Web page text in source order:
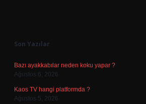
Son Yazılar
Bazı ayakkabılar neden koku yapar ?
Ağustos 6, 2026
Kaos TV hangi platformda ?
Ağustos 5, 2026